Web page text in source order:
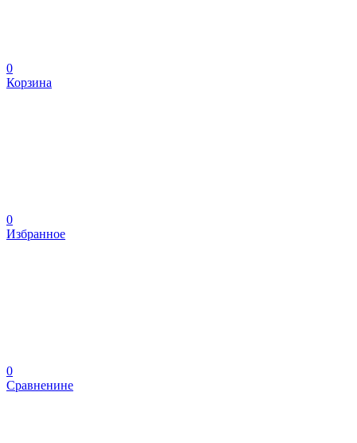
0
Корзина
0
Избранное
0
Сравненине